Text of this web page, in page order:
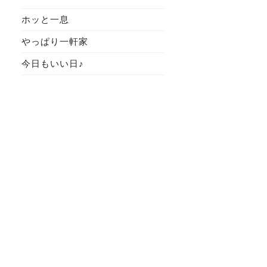
ホッと一息
やっぱり一軒家
今日もいい日♪